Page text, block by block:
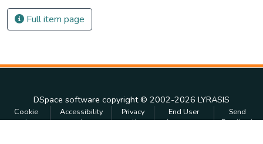
Full item page
DSpace software copyright © 2002-2026 LYRASIS
Cookie
settings
Accessibility
settings
Privacy
policy
End User
Agreement
Send
Feedback